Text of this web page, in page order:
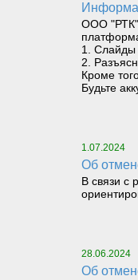
ООО "РТК"
1. Слайды
2.
Кроме
Будьте
1.07.2024
Об
В связи с
28.06.2024
Об